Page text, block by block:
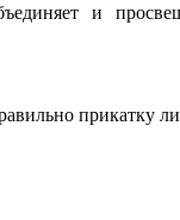
и
прикатку